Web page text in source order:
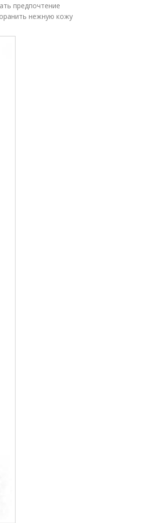
предпочтение
нежную кожу